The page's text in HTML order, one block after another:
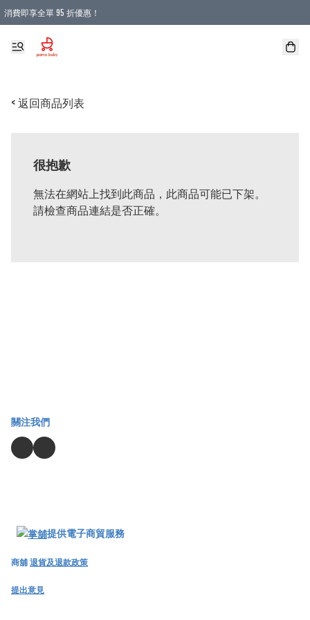
消費即享全單 95 折優惠！
購物滿 HKD 900.00即享免運費優惠！（適用於 本地送貨、本地取貨 )
< 返回商品列表
很抱歉
無法在網站上找到此商品，此商品可能已下架。
請檢查商品連結是否正確。
關注我們
提供電子商貿服務
商舖退貨及退款政策
提出意見